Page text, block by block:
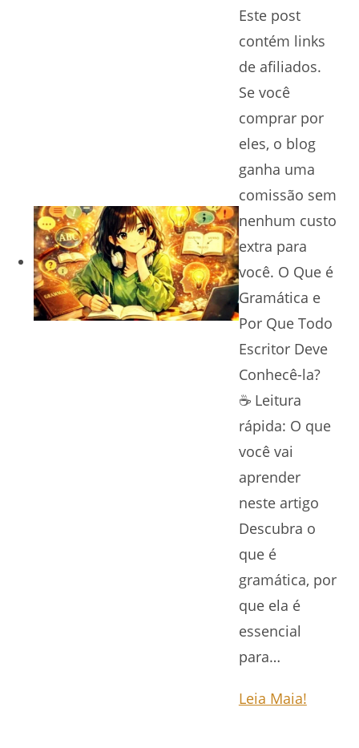
Este post
contém links
de afiliados.
Se você
comprar por
eles, o blog
ganha uma
comissão sem
nenhum custo
extra para
você. O Que é
Gramática e
Por Que Todo
Escritor Deve
Conhecê-la?
☕ Leitura
rápida: O que
você vai
aprender
neste artigo
Descubra o
que é
gramática, por
que ela é
essencial
para…
Leia Maia!